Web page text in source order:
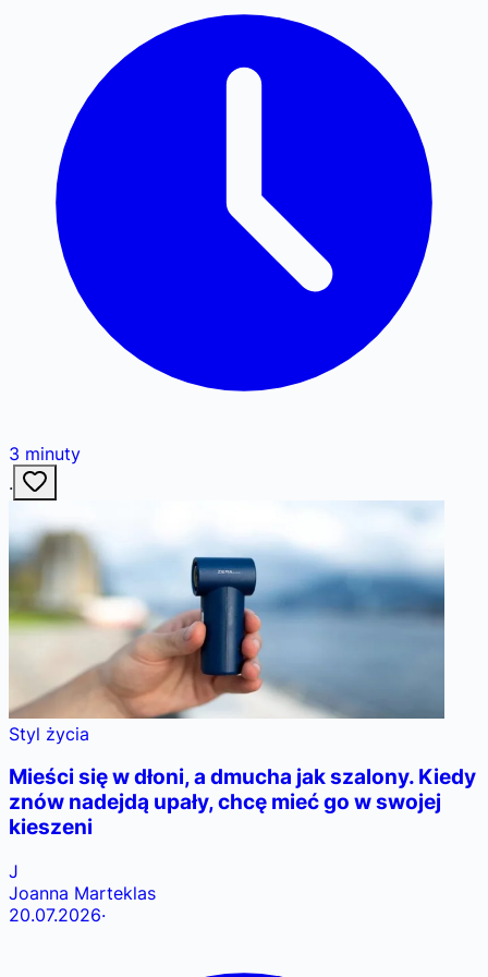
3 minuty
·
Styl życia
Mieści się w dłoni, a dmucha jak szalony. Kiedy
znów nadejdą upały, chcę mieć go w swojej
kieszeni
J
Joanna Marteklas
20.07.2026·